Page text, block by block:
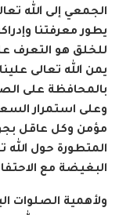
الجمعي إلى الله
يطور معرفتنا
للخلق هو التعرف
يمن الله تعالى
بالمحافظة على
وعلى استمرار
مؤمن وكل عاقل
المتطورة حول الله
البغيضة مع
ولأهمية الصلوات